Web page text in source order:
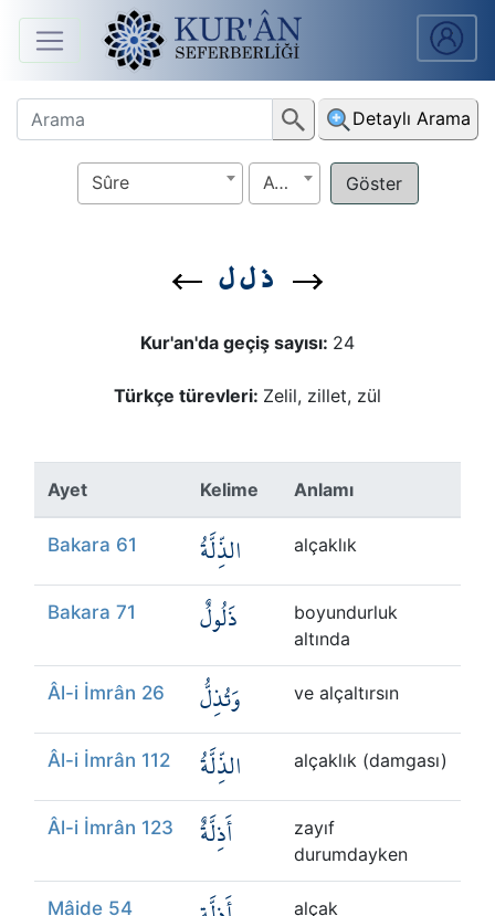
Anasayfa
Sûreler
Arapça
Kökler
Detaylı Arama
Sûre Ayet
Kur'an'da geçiş sayısı: 24
Türkçe türevleri: Zelil, zillet, zül
Ayet Kelime Anlamı
Bakara 61 الذِّلَّةُ alçaklık
Bakara 71 ذَلُولٌ
boyundurluk
altında
Âl-i İmrân 26 وَتُذِلُّ ve alçaltırsın
Âl-i İmrân 112 الذِّلَّةُ alçaklık (damgası)
Âl-i İmrân 123 أَذِلَّةٌ
zayıf
durumdayken
Mâide 54
alçak